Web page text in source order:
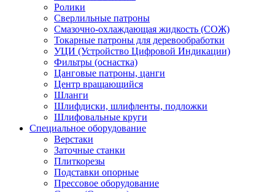
Ролики
Сверлильные патроны
Смазочно-охлаждающая жидкость (СОЖ)
Токарные патроны для деревообработки
УЦИ (Устройство Цифровой Индикации)
Фильтры (оснастка)
Цанговые патроны, цанги
Центр вращающийся
Шланги
Шлифдиски, шлифленты, подложки
Шлифовальные круги
Специальное оборудование
Верстаки
Заточные станки
Плиткорезы
Подставки опорные
Прессовое оборудование